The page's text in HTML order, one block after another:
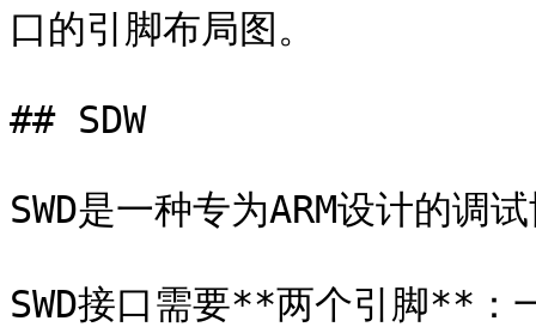
口的引脚布局图。
## SDW
SWD是一种专为ARM设计的调
SWD接口需要**两个引脚**